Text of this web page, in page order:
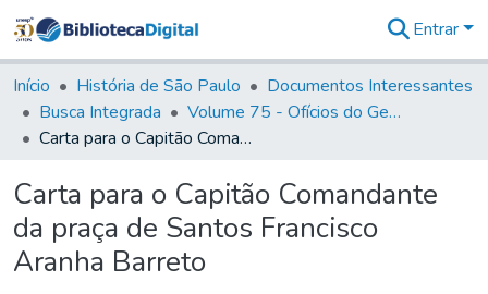
&
Coleções
Tudo na
Biblioteca
Estatísticas
Entrar
Início História de São Paulo
Documentos Interessantes
Busca Integrada
Volume 75 - Ofícios do General Martim Lopes Lobo de Saldanha (Governador da Capitania): 1776-1777
Carta para o Capitão Comandante da praça de Santos Francisco Aranha Barreto
Carta para o Capitão Comandante
da praça de Santos Francisco
Aranha Barreto